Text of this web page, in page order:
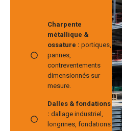
Charpente
métallique &
ossature : portiques,
pannes,
contreventements
dimensionnés sur
mesure.
Dalles & fondations
: dallage industriel,
longrines, fondations